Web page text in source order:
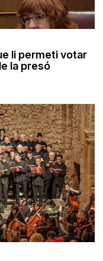
li permeti votar
la presó